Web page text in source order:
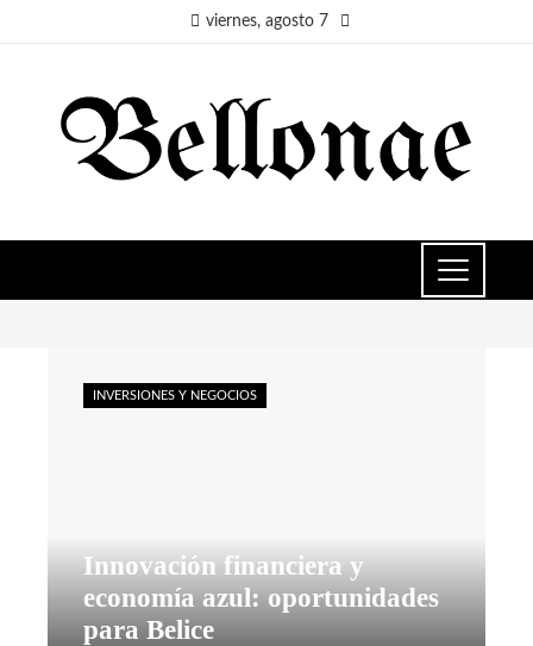
viernes, agosto 7
Innovación financiera y
economía azul: oportunidades
para Belice
INVERSIONES Y NEGOCIOS